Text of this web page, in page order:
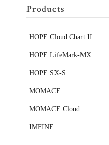
Products
HOPE Cloud Chart II
HOPE LifeMark-MX
HOPE SX-S
MOMACE
MOMACE Cloud
IMFINE